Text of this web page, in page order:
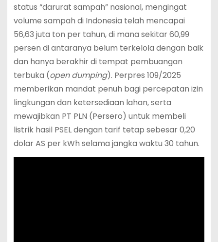
status “darurat sampah” nasional, mengingat
volume sampah di Indonesia telah mencapai
56,63 juta ton per tahun, di mana sekitar 60,99
persen di antaranya belum terkelola dengan baik
dan hanya berakhir di tempat pembuangan
terbuka (open dumping). Perpres 109/2025
memberikan mandat penuh bagi percepatan izin
lingkungan dan ketersediaan lahan, serta
mewajibkan PT PLN (Persero) untuk membeli
listrik hasil PSEL dengan tarif tetap sebesar 0,20
dolar AS per kWh selama jangka waktu 30 tahun.